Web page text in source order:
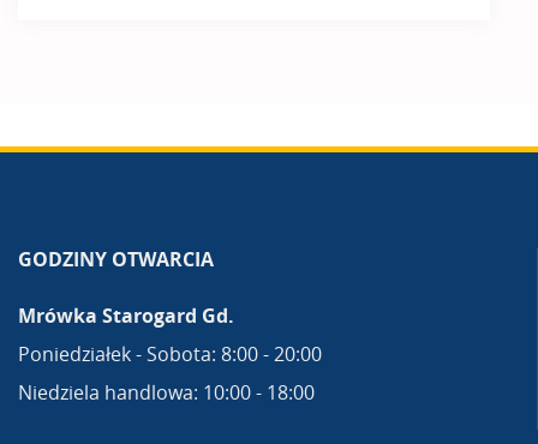
GODZINY OTWARCIA
Mrówka Starogard Gd.
Poniedziałek - Sobota: 8:00 - 20:00
Niedziela handlowa: 10:00 - 18:00